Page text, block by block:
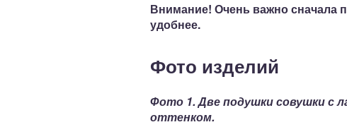
Внимание! Очень важносначала
удобнее.
Фото изделий
Фото 1. Две подушки совушки с
оттенком.